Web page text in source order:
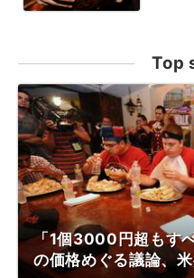
Top
「1個3000円超もす
の価格めぐる議論、